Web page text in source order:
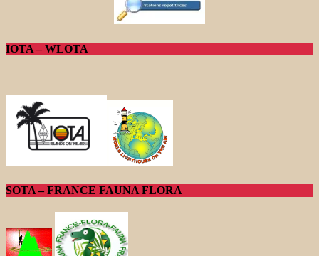
IOTA – WLOTA
SOTA – FRANCE FAUNA FLORA